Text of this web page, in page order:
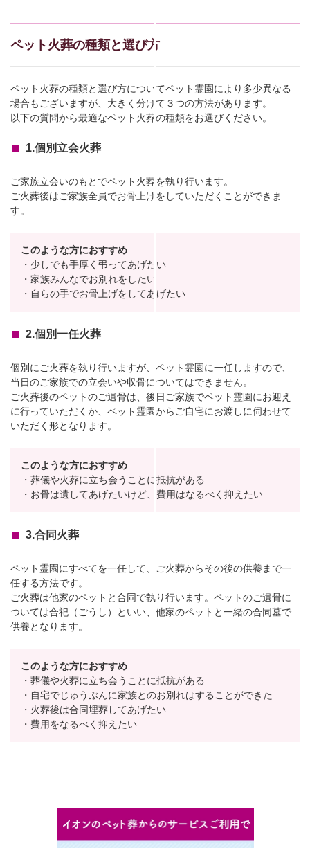
ペット火葬の種類と選び方
ペット火葬の種類と選び方についてペット霊園により多少異なる
場合もございますが、大きく分けて３つの方法があります。
以下の質問から最適なペット火葬の種類をお選びください。
1.個別立会火葬
ご家族立会いのもとでペット火葬を執り行います。
ご火葬後はご家族全員でお骨上げをしていただくことができま
す。
このような方におすすめ
・少しでも手厚く弔ってあげたい
・家族みんなでお別れをしたい
・自らの手でお骨上げをしてあげたい
2.個別一任火葬
個別にご火葬を執り行いますが、ペット霊園に一任しますので、
当日のご家族での立会いや収骨についてはできません。
ご火葬後のペットのご遺骨は、後日ご家族でペット霊園にお迎え
に行っていただくか、ペット霊園からご自宅にお渡しに伺わせて
いただく形となります。
このような方におすすめ
・葬儀や火葬に立ち会うことに抵抗がある
・お骨は遺してあげたいけど、費用はなるべく抑えたい
3.合同火葬
ペット霊園にすべてを一任して、ご火葬からその後の供養まで一
任する方法です。
ご火葬は他家のペットと合同で執り行います。ペットのご遺骨に
ついては合祀（ごうし）といい、他家のペットと一緒の合同墓で
供養となります。
このような方におすすめ
・葬儀や火葬に立ち会うことに抵抗がある
・自宅でじゅうぶんに家族とのお別れはすることができた
・火葬後は合同埋葬してあげたい
・費用をなるべく抑えたい